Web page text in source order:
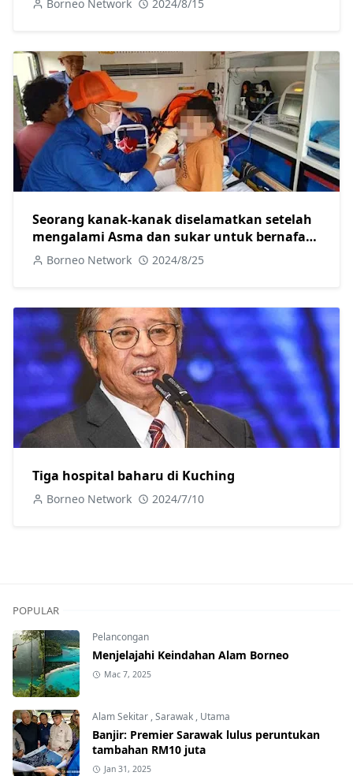
Borneo Network 2024/8/15
Seorang kanak-kanak diselamatkan setelah
mengalami Asma dan sukar untuk bernafas
oleh Angkatan Pertahanan Awam Malaysia
Borneo Network 2024/8/25
Tiga hospital baharu di Kuching
Borneo Network 2024/7/10
POPULAR
Pelancongan
Menjelajahi Keindahan Alam Borneo
Mac 7, 2025
Alam Sekitar ,Sarawak , Utama
Banjir: Premier Sarawak lulus peruntukan
tambahan RM10 juta
Jan 31, 2025